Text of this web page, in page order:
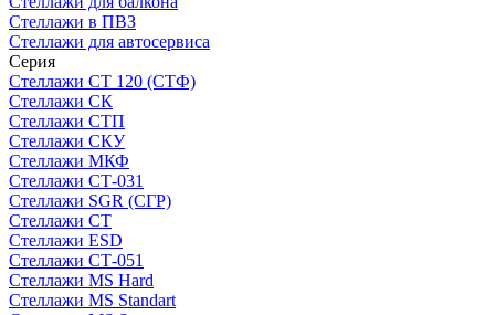
Стеллажи в ПВЗ
Стеллажи для автосервиса
Серия
Стеллажи СТ 120 (СТФ)
Стеллажи СК
Стеллажи СТП
Стеллажи СКУ
Стеллажи МКФ
Стеллажи СТ-031
Стеллажи SGR (СГР)
Стеллажи СТ
Стеллажи ESD
Стеллажи СТ-051
Стеллажи MS Hard
Стеллажи MS Standart